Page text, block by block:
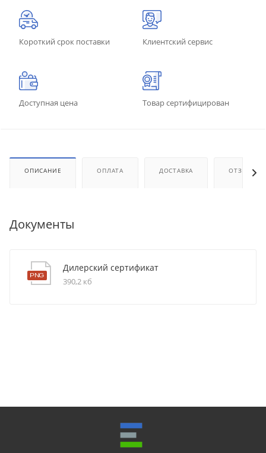
Короткий срок поставки Клиентский сервис
Доступная цена Товар сертифицирован
ОПИСАНИЕ ОПЛАТА ДОСТАВКА ОТЗЫВЫ
Документы
Дилерский сертификат
390,2 кб